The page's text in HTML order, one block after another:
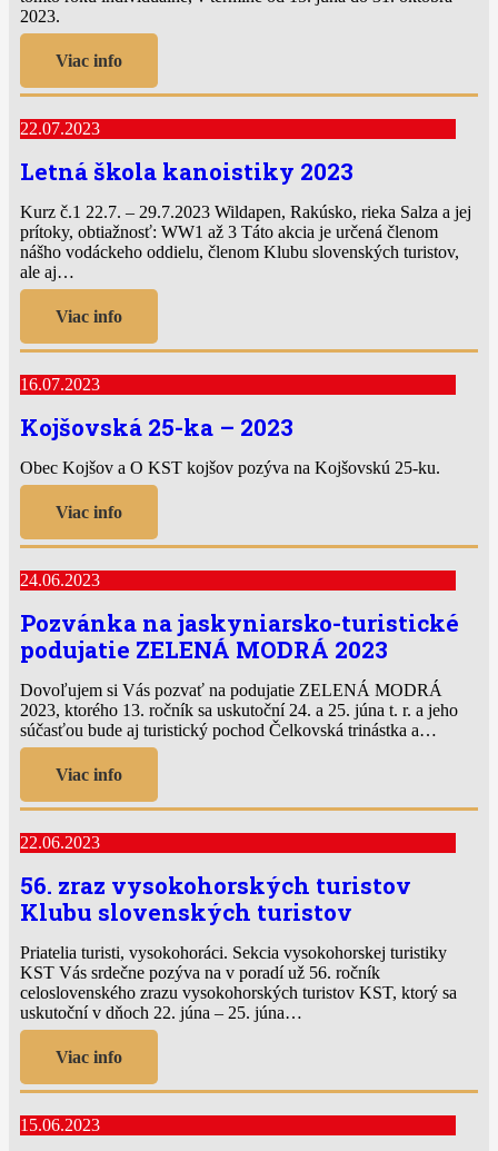
2023.
Viac info
22.07.2023
Letná škola kanoistiky 2023
Kurz č.1 22.7. – 29.7.2023 Wildapen, Rakúsko, rieka Salza a jej
prítoky, obtiažnosť: WW1 až 3 Táto akcia je určená členom
nášho vodáckeho oddielu, členom Klubu slovenských turistov,
ale aj…
Viac info
16.07.2023
Kojšovská 25-ka – 2023
Obec Kojšov a O KST kojšov pozýva na Kojšovskú 25-ku.
Viac info
24.06.2023
Pozvánka na jaskyniarsko-turistické
podujatie ZELENÁ MODRÁ 2023
Dovoľujem si Vás pozvať na podujatie ZELENÁ MODRÁ
2023, ktorého 13. ročník sa uskutoční 24. a 25. júna t. r. a jeho
súčasťou bude aj turistický pochod Čelkovská trinástka a…
Viac info
22.06.2023
56. zraz vysokohorských turistov
Klubu slovenských turistov
Priatelia turisti, vysokohoráci. Sekcia vysokohorskej turistiky
KST Vás srdečne pozýva na v poradí už 56. ročník
celoslovenského zrazu vysokohorských turistov KST, ktorý sa
uskutoční v dňoch 22. júna – 25. júna…
Viac info
15.06.2023